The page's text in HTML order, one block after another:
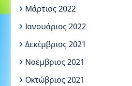
Μάρτιος 2022
Ιανουάριος 2022
Δεκέμβριος 2021
Νοέμβριος 2021
Οκτώβριος 2021